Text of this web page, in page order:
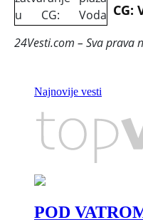
CG:
24Vesti.com – Sva prava